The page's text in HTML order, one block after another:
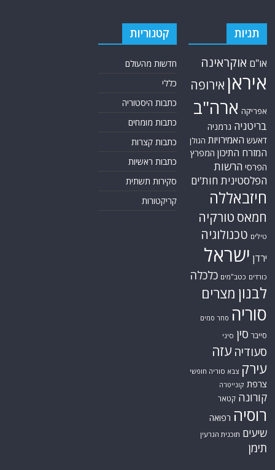
תגיות
או"ם אוקראינה
איראן אירופה
אפריקה ארה"ב
בריטניה גרמניה
דאעש האמירויות הגולן
המזרח התיכון המפרץ
הפרסי הרשות
הפלסטינית חות'ים
חיזבאללה
חמאס טורקיה
טילים טכנולוגיה
ירדן ישראל
כורדים כטב"מים כלכלה
לבנון מצרים
סוריה סחר סמים
סייבר סין סיני
סעודיה עזה
עירק צבא סוריה חופשי
צרפת קונייטרה
קורונה קטאר
רוסיה רפואה
שיעים תוכנית הגרעין
תימן
קטגוריות
חדשות מהעולם
כללי
כתבות היסטוריה
כתבות מומחים
כתבות קצרות
כתבות ראשיות
סקירות תשתית
קריקטורות